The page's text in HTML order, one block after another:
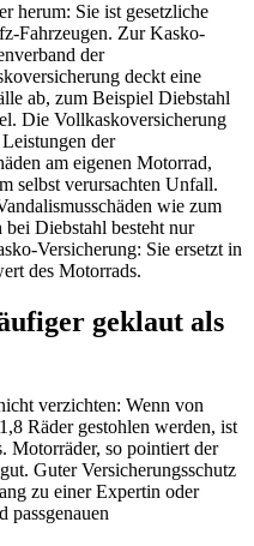
herum: Sie ist gesetzliche
Fahrzeugen. Zur Kasko-
der
deckt eine
ab, zum Beispiel Diebstahl
Die Vollkaskoversicherung
der
am eigenen Motorrad,
selbst verursachten Unfall.
wie zum
Diebstahl besteht nur
Versicherung: Sie ersetzt in
des Motorrads.
geklaut als
verzichten: Wenn von
Räder gestohlen werden, ist
Motorräder, so pointiert der
Guter Versicherungsschutz
zu einer Expertin oder
passgenauen